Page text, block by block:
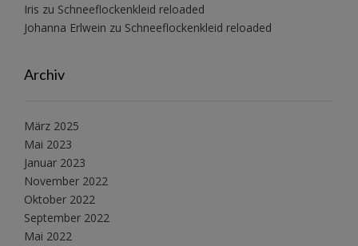
Iris zu Schneeflockenkleid reloaded
Johanna Erlwein zu Schneeflockenkleid reloaded
Archiv
März 2025
Mai 2023
Januar 2023
November 2022
Oktober 2022
September 2022
Mai 2022